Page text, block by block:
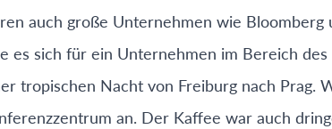
auch große Unternehmen wie
es sich für ein Unternehmen im Bereich
tropischen Nacht von Freiburg nach Prag.
an. Der Kaffee war auch